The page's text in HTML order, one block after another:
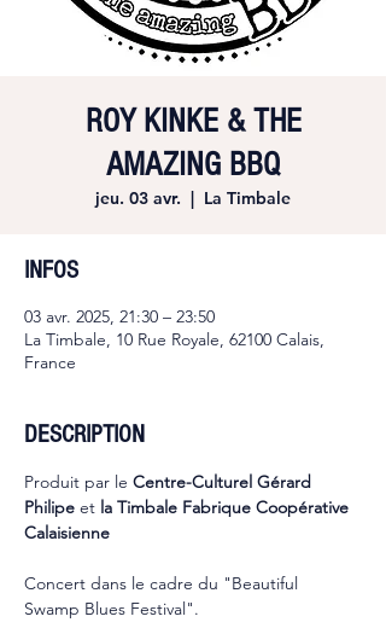
ROY KINKE & THE
AMAZING BBQ
jeu. 03 avr.
  |
La Timbale
INFOS
03 avr. 2025, 21:30 – 23:50
La Timbale, 10 Rue Royale, 62100 Calais,
France
DESCRIPTION
Produit par le Centre-Culturel Gérard
Philipe et la Timbale Fabrique Coopérative
Calaisienne
Concert dans le cadre du "Beautiful
Swamp Blues Festival".